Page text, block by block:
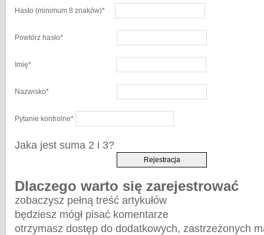
Hasło (minimum 8 znaków)*
Powtórz hasło*
Imię*
Nazwisko*
Pytanie kontrolne*
Jaka jest suma 2 i 3?
Dlaczego warto się zarejestrować
zobaczysz pełną treść artykułów
będziesz mógł pisać komentarze
otrzymasz dostęp do dodatkowych, zastrzeżonych